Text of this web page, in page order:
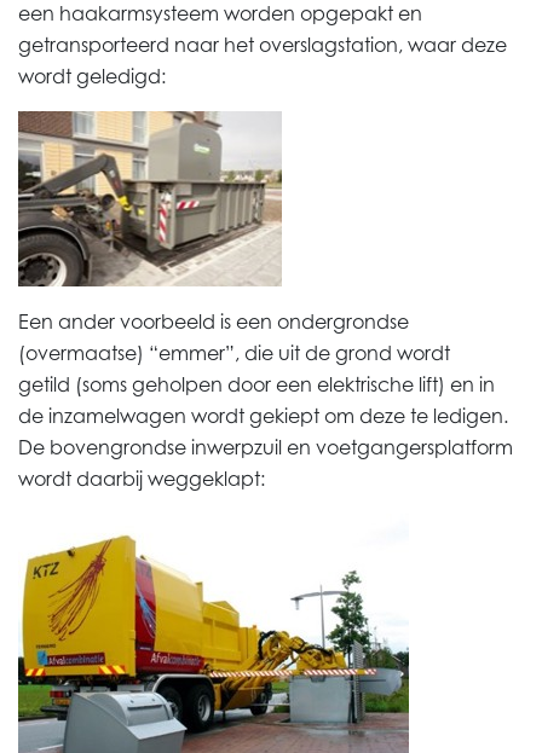
een haakarmsysteem worden opgepakt en
getransporteerd naar het overslagstation, waar deze
wordt geledigd:
Een ander voorbeeld is een ondergrondse
(overmaatse) “emmer”, die uit de grond wordt
getild (soms geholpen door een elektrische lift) en in
de inzamelwagen wordt gekiept om deze te ledigen.
De bovengrondse inwerpzuil en voetgangersplatform
wordt daarbij weggeklapt: